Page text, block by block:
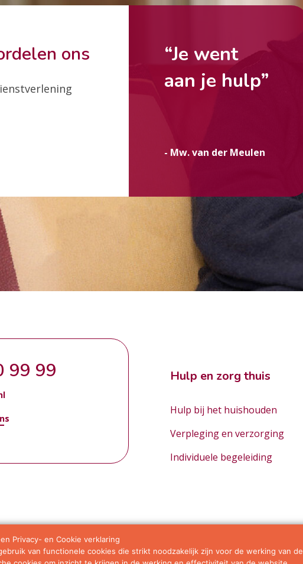
ons
“Je went
aan je hulp”
- Mw. van der Meulen
99 99 Hulp en zorg thuis
Hulp bij het huishouden
Verpleging en verzorging
Individuele begeleiding
Algemene voorwaarden
Privacy- en Cookie verklaring
van functionele cookies die strikt noodzakelijk zijn voor de werking van de